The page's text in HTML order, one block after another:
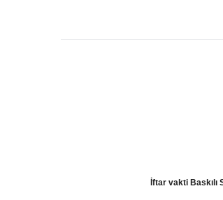
İftar vakti